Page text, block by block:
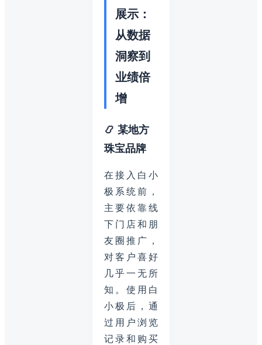
展示：
从数据
洞察到
业绩倍
增
📿 某地方
珠宝品牌
在接入白小
极系统前，
主要依靠线
下门店和朋
友圈推广，
对客户喜好
几乎一无所
知。使用白
小极后，通
过用户浏览
记录和购买